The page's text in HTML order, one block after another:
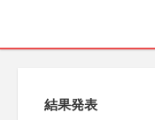
結果発表